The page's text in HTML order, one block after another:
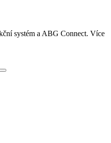
systém a ABG Connect. Více